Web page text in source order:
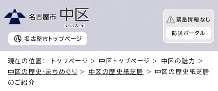
名古屋市 トップページ
緊急情報なし
防災ポータル
現在の位置： トップページ > 中区トップページ > 中区の魅力
>
中区の歴史・まちめぐり
> 中区の歴史紙芝居
> 中区の歴史紙芝居
のご紹介